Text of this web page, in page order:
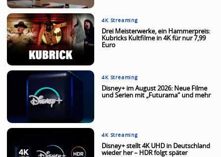
4K Streaming
Drei Meisterwerke, ein Hammerpreis:
Kubricks Kultfilme in 4K für nur 7,99
Euro
4K Streaming
Disney+ im August 2026: Neue Filme
und Serien mit „Futurama“ und mehr
4K Streaming
Disney+ stellt 4K UHD in Deutschland
wieder her – HDR folgt später